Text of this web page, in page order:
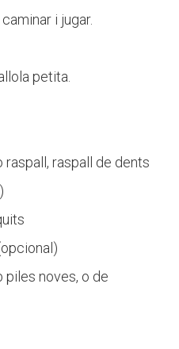
i jugar.
petita.
raspall de dents
piles noves, o de